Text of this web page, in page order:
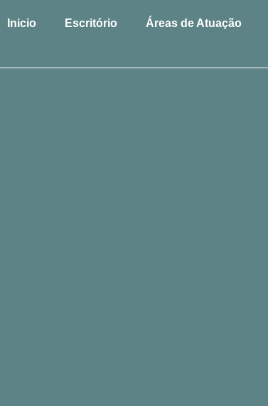
Inicio Escritório Áreas de Atuação